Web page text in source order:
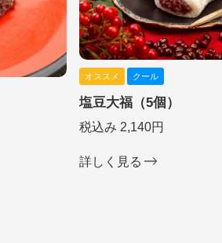
オススメ クール
塩豆大福（5個）
税込み 2,140円
詳しく見る